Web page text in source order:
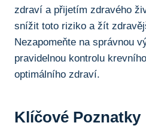
‌zdraví a přijetím zdravého
snížit toto riziko⁢ a žít
Nezapomeňte na správnou
pravidelnou kontrolu
optimálního zdraví.
Klíčové Poznatky